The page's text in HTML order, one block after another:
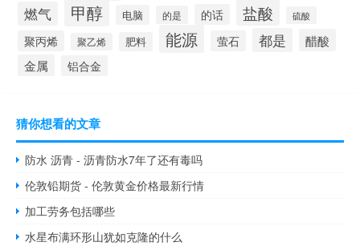
燃气 甲醇 电脑 的是 的话 盐酸 硫酸
聚丙烯 聚乙烯 肥料 能源 萤石 都是 醋酸
金属 铝合金
猜你想看的文章
防水 沥青 - 沥青防水7年了还有毒吗
伦敦铅期货 - 伦敦黄金价格最新行情
加工劳务包括哪些
水星布满环形山犹如克隆的什么